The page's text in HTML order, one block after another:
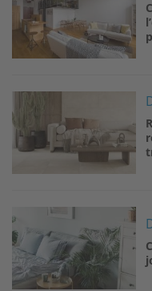
Image
Image